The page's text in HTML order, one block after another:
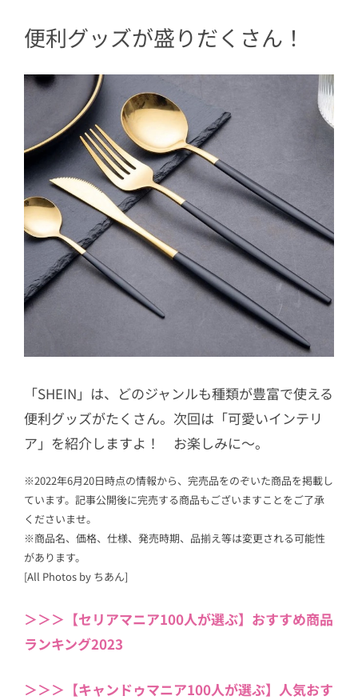
便利グッズが盛りだくさん！
「SHEIN」は、どのジャンルも種類が豊富で使える
便利グッズがたくさん。次回は「可愛いインテリ
ア」を紹介しますよ！ お楽しみに〜。
※2022年6月20日時点の情報から、完売品をのぞいた商品を掲載し
ています。記事公開後に完売する商品もございますことをご了承
くださいませ。
※商品名、価格、仕様、発売時期、品揃え等は変更される可能性
があります。
[All Photos by ちあん]
＞＞＞【セリアマニア100人が選ぶ】おすすめ商品
ランキング2023
＞＞＞【キャンドゥマニア100人が選ぶ】人気おす